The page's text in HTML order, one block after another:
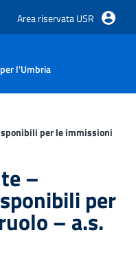
Area riservata USR
l'Umbria
per le immissioni
–
per
– a.s.